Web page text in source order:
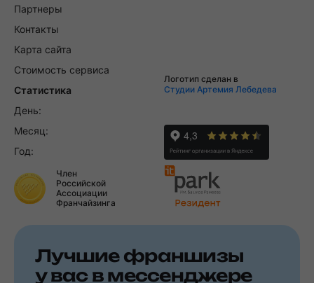
Партнеры
Контакты
Карта сайта
Стоимость сервиса
Статистика
День:
Месяц:
Год:
Логотип сделан в
Студии Артемия Лебедева
Член
Российской
Ассоциации
Франчайзинга
Лучшие франшизы
у вас в мессенджере